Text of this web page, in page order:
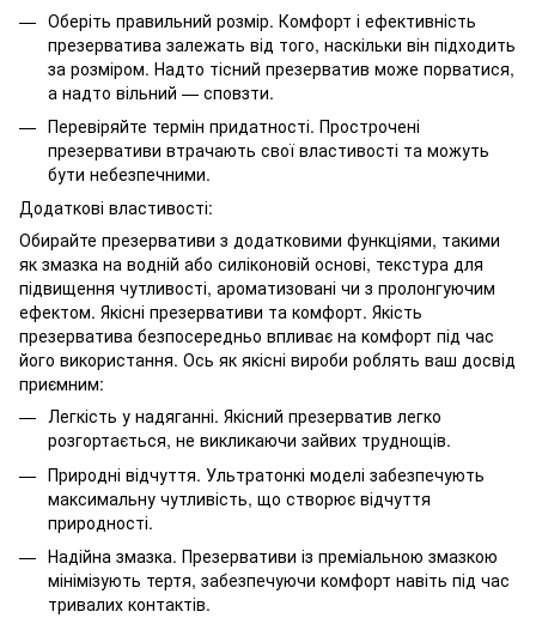
Оберіть правильний розмір. Комфорт і ефективність
презерватива залежать від того, наскільки він підходить
за розміром. Надто тісний презерватив може порватися,
а надто вільний — сповзти.
Перевіряйте термін придатності. Прострочені
презервативи втрачають свої властивості та можуть
бути небезпечними.
Додаткові властивості:
Обирайте презервативи з додатковими функціями, такими
як змазка на водній або силіконовій основі, текстура для
підвищення чутливості, ароматизовані чи з пролонгуючим
ефектом. Якісні презервативи та комфорт. Якість
презерватива безпосередньо впливає на комфорт під час
його використання. Ось як якісні вироби роблять ваш досвід
приємним:
Легкість у надяганні. Якісний презерватив легко
розгортається, не викликаючи зайвих труднощів.
Природні відчуття. Ультратонкі моделі забезпечують
максимальну чутливість, що створює відчуття
природності.
Надійна змазка. Презервативи із преміальною змазкою
мінімізують тертя, забезпечуючи комфорт навіть під час
тривалих контактів.